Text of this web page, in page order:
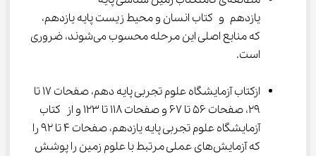
یازدهم و کتاب انسان و محیط زیست پایه یازدهم،
که منابع اصلی این مرحله محسوب می‌شوند، ضروری
است.
ازکتاب آزمایشگاه علوم تجربی پایه دهم، صفحات 17 تا
29، صفحات 56 تا 67 و صفحات 118 تا 123 و از کتاب
آزمایشگاه علوم تجربی پایه یازدهم، صفحات 4 تا 92 را
که آزمایش‌های عملی مرتبط با علوم زمین را پوشش